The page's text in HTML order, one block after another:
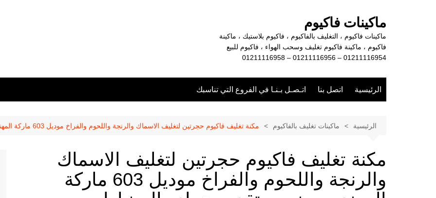
ماكينات فاكيوم
ماكينات فاكيوم ، التغليف بالفاكيوم ، فاكيوم بلاستيك ، ماكينة
فاكيوم ، ماكينة فاكيوم تغليف وسحب الهواء ، فاكيوم للبيع
01211116954 – 01211116956 – 01211116958
الرئيسية اتصل بنا اتـصـل بـنـا في الفروع التي تناسبك
الرئيسية ماكينات تغليف بالفاكيوم مكنة تغليف فاكيوم حجرتين لتغليف الاسماك والرنجة واللحوم والفراخ موديل 603 ماركة المهندس منسي تقديم حماده السنباطى
مكنة تغليف فاكيوم حجرتين لتغليف الاسماك
والرنجة واللحوم والفراخ موديل 603 ماركة